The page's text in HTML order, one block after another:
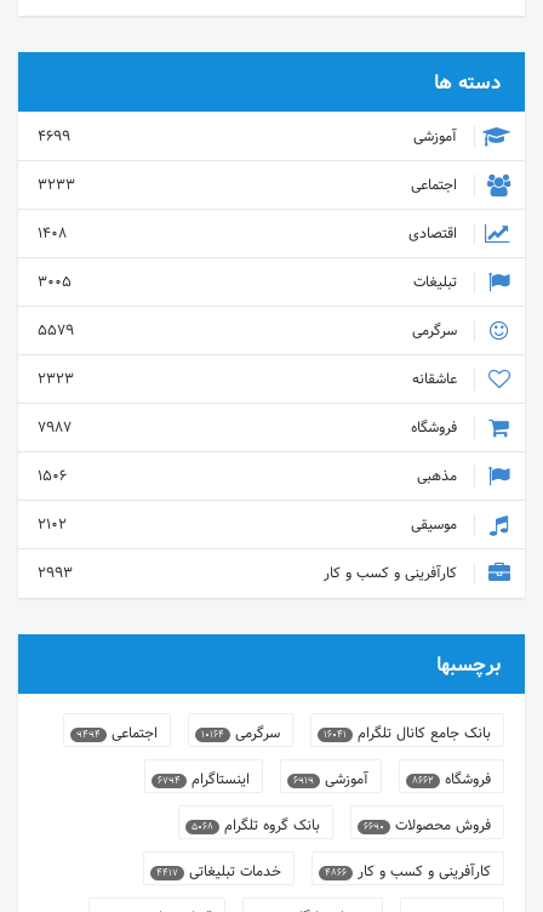
دسته ها
آموزشی
4699
اجتماعی
3233
اقتصادی
1408
تبلیغات
3005
سرگرمی
5579
عاشقانه
2323
فروشگاه
7987
مذهبی
1506
موسیقی
2102
کارآفرینی و کسب و کار
2993
برچسبها
بانک جامع کانال تلگرام 16041 سرگرمی 10164 اجتماعی 9494
فروشگاه 8662 آموزشی 6919 اینستاگرام 6794
فروش محصولات 6690 بانک گروه تلگرام 5068
کارآفرینی و کسب و کار 4866 خدمات تبلیغاتی 4417